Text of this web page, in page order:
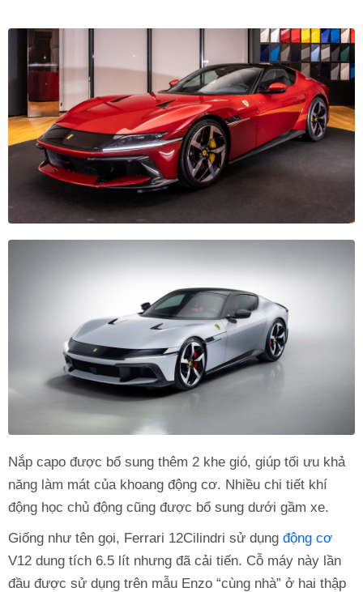
Nắp capo được bổ sung thêm 2 khe gió, giúp tối ưu khả
năng làm mát của khoang động cơ. Nhiều chi tiết khí
động học chủ động cũng được bổ sung dưới gầm xe.
Giống như tên gọi, Ferrari 12Cilindri sử dụng động cơ
V12 dung tích 6.5 lít nhưng đã cải tiến. Cỗ máy này lần
đầu được sử dụng trên mẫu Enzo “cùng nhà” ở hai thập